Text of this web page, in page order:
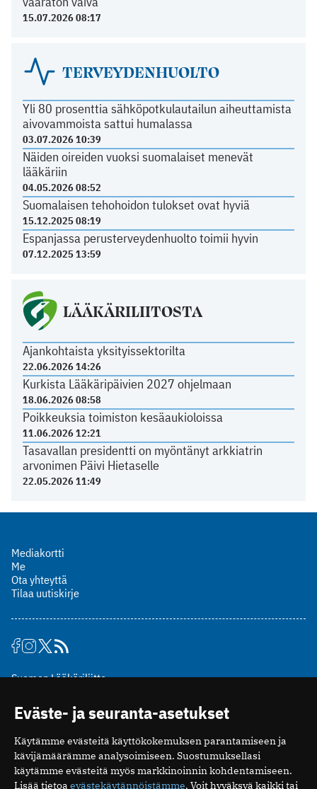
15.07.2026 08:17
TERVEYDENHUOLTO
Yli 80 prosenttia sähköpotkulautailun aiheuttamista
aivovammoista sattui humalassa
03.07.2026 10:39
Näiden oireiden vuoksi suomalaiset menevät
lääkäriin
04.05.2026 08:52
Suomalaisen tehohoidon tulokset ovat hyviä
15.12.2025 08:19
Espanjassa perusterveydenhuolto toimii hyvin
07.12.2025 13:59
LÄÄKÄRILIITOSTA
Ajankohtaista yksityissektorilta
22.06.2026 14:26
Kurkista Lääkäripäivien 2027 ohjelmaan
18.06.2026 08:58
Poikkeuksia toimiston kesäaukioloissa
11.06.2026 12:21
Tasavallan presidentti on myöntänyt arkkiatrin
arvonimen Päivi Hietaselle
22.05.2026 11:49
Mediakortti
Me
Ota yhteyttä
Tilaa uutiskirje
Suomen Lääkäriliitto
00510 Helsinki
puh. (09) 393 091
toimitus@potilaanlaakarilehti.fi
ISSN 2323-9476
Eväste- ja seuranta-asetukset
Käytämme evästeitä käyttökokemuksen parantamiseen ja
kävijämäärämme analysoimiseen. Suostumuksellasi
käytämme evästeitä myös markkinoinnin kohdentamiseen.
Lisää tietoa evästekäytännöistämme. Voit hyväksyä kaikki tai